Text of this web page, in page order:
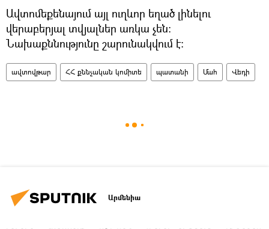
Ավտոմեքենայում այլ ուղևոր եղած լինելու
վերաբերյալ տվյալներ առկա չեն։
Նախաքննությունը շարունակվում է:
ավտովթար ՀՀ քննչական կոմիտե պատանի Մահ Վեդի
Արմենիա